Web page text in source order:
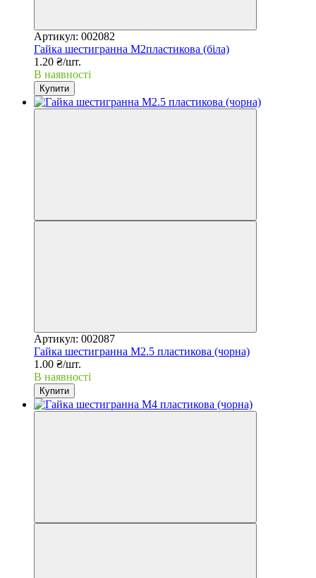
Артикул: 002082
Гайка шестигранна М2пластикова (біла)
1.20 ₴/шт.
В наявності
Купити
Артикул: 002087
Гайка шестигранна М2.5 пластикова (чорна)
1.00 ₴/шт.
В наявності
Купити